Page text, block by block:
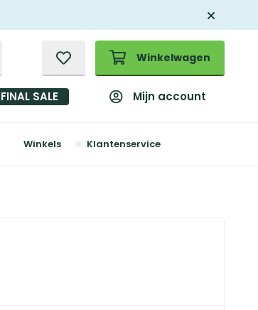
Winkelwagen
FINAL SALE Mijn account
Winkels Klantenservice